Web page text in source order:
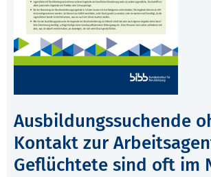
Ausbildungssuchende
Kontakt zur
Geflüchtete sind oft im